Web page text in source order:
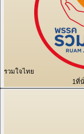
รวมใจไทย
1ที่